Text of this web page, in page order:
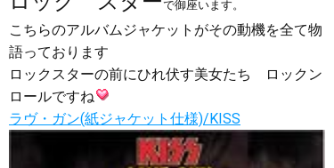
で御座います。
こちらのアルバムジャケットがその動機を全て物
語っております
ロックスターの前にひれ伏す美女たち ロックン
ロールですね
ラヴ・ガン(紙ジャケット仕様)/KISS